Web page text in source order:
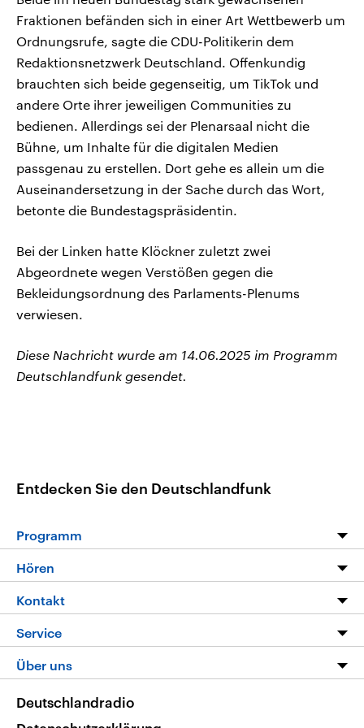
Fraktionen befänden sich in einer Art Wettbewerb um
Ordnungsrufe, sagte die CDU-Politikerin dem
Redaktionsnetzwerk Deutschland. Offenkundig
brauchten sich beide gegenseitig, um TikTok und
andere Orte ihrer jeweiligen Communities zu
bedienen. Allerdings sei der Plenarsaal nicht die
Bühne, um Inhalte für die digitalen Medien
passgenau zu erstellen. Dort gehe es allein um die
Auseinandersetzung in der Sache durch das Wort,
betonte die Bundestagspräsidentin.
Bei der Linken hatte Klöckner zuletzt zwei
Abgeordnete wegen Verstößen gegen die
Bekleidungsordnung des Parlaments-Plenums
verwiesen.
Diese Nachricht wurde am 14.06.2025 im Programm
Deutschlandfunk gesendet.
Entdecken Sie den Deutschlandfunk
Programm
Programm
Die Nachrichten
Nachrichtenleicht
Neue Beiträge auf dlf.de
Hören
Livestream
Podcasts
Deutschlandfunk App
Nachrichten App
Kontakt
Hörerservice
Service
FAQ
Veranstaltungen
Über uns
Deutschlandradio